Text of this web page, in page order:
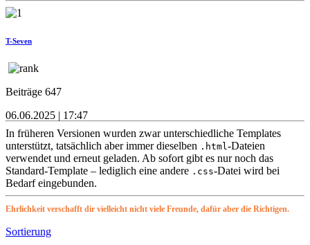
T-Seven
Beiträge 647
06.06.2025 | 17:47
In früheren Versionen wurden zwar unterschiedliche Templates
unterstützt, tatsächlich aber immer dieselben .html -Dateien
verwendet und erneut geladen. Ab sofort gibt es nur noch das
Standard-Template – lediglich eine andere .css-Datei wird bei
Bedarf eingebunden.
Ehrlichkeit verschafft dir vielleicht nicht viele Freunde, dafür aber die Richtigen.
Sortierung